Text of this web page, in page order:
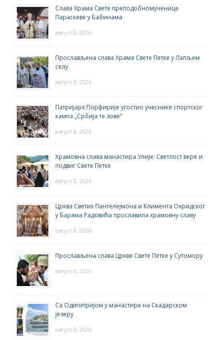
Слава Храма Свете преподобномученице
Параскеве у Бабинама
август 8, 2026
Прослављена слава Храма Свете Петке у Лапљем
селу
август 8, 2026
Патријарх Порфирије угостио учеснике спортског
кампа „Србија те зове“
август 8, 2026
Храмовна слава манастира Улије: Светлост вере и
подвиг Свете Петке
август 8, 2026
Црква Светих Пантелејмона и Климента Охридског
у Барама Радовића прославила храмовну славу
август 8, 2026
Прослављена слава Цркве Свете Петке у Сутомору
август 8, 2026
Са Одигитријом у манастире на Скадарском
језеру
август 8, 2026